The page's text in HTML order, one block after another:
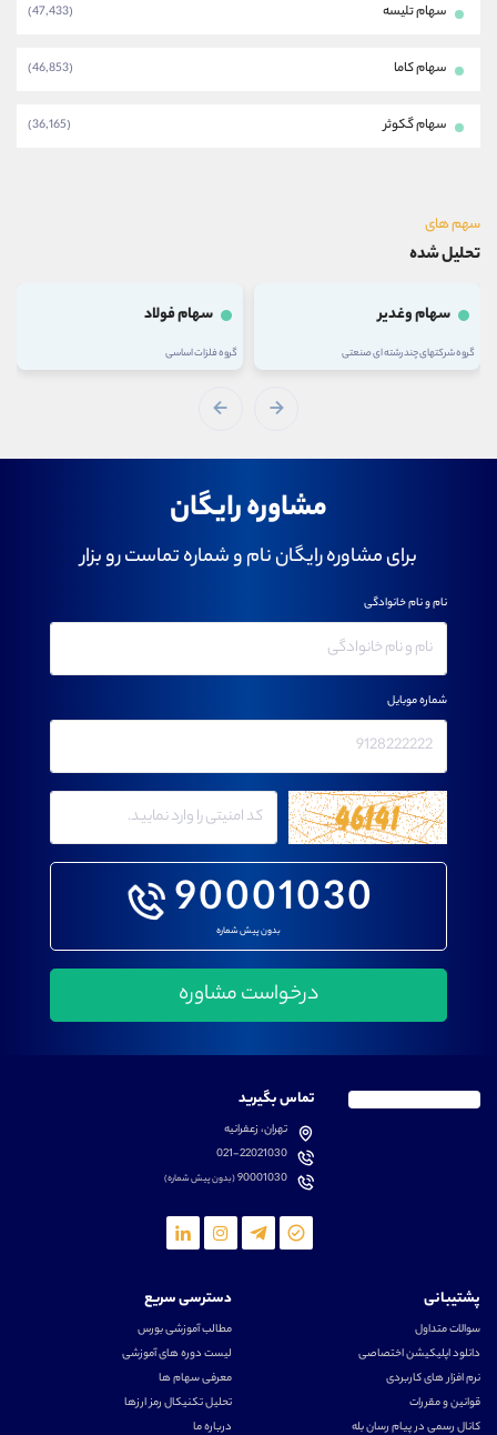
سهام تلیسه (47,433)
سهام کاما (46,853)
سهام گکوثر (36,165)
سهم های
تحلیل شده
سهام وغدیر
گروه شرکتهای چند رشته ای صنعتی
سهام فولاد
گروه فلزات اساسی
مشاوره رایگان
برای مشاوره رایگان نام و شماره تماست رو بزار
90001030
بدون پیش شماره
نام و نام خانوادگی
شماره موبایل
تماس بگیرید
تهران، زعفرانیه
021-22021030
90001030(بدون پیش شماره)
پشتیبانی
سوالات متداول
دانلود اپلیکیشن اختصاصی
نرم افزار های کاربردی
قوانین و مقررات
کانال رسمی در پیام رسان بله
دسترسی سریع
مطالب آموزشی بورس
لیست دوره های آموزشی
معرفی سهام ها
تحلیل تکنیکال رمز ارزها
درباره ما